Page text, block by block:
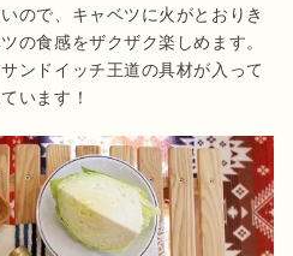
ので、キャベツに火がとおりき
の食感をザクザク楽しめます。
ンドイッチ王道の具材が入って
います！